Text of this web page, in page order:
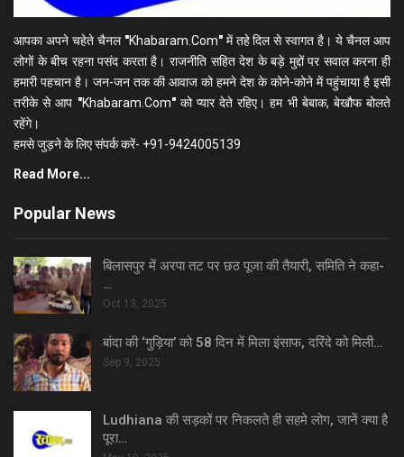
आपका अपने चहेते चैनल "Khabaram.Com"में तहे दिल से स्वागत है। ये चैनल आप
लोगों के बीच रहना पसंद करता है। राजनीति सहित देश के बड़े मुद्दों पर सवाल करना ही
हमारी पहचान है। जन-जन तक की आवाज को हमने देश के कोने-कोने में पहुंचाया है इसी
तरीके से आप "Khabaram.Com"को प्यार देते रहिए। हम भी बेबाक, बेखौफ बोलते
रहेंगे।
हमसे जुड़ने के लिए संपर्क करें- +91-9424005139
Read More...
Popular News
बिलासपुर में अरपा तट पर छठ पूजा की तैयारी, समिति ने कहा-
…
Oct 13, 2025
बांदा की ‘गुड़िया’ को 58 दिन में मिला इंसाफ, दरिंदे को मिली…
Sep 9, 2025
Ludhiana की सड़कों पर निकलते ही सहमे लोग, जानें क्या है
पूरा…